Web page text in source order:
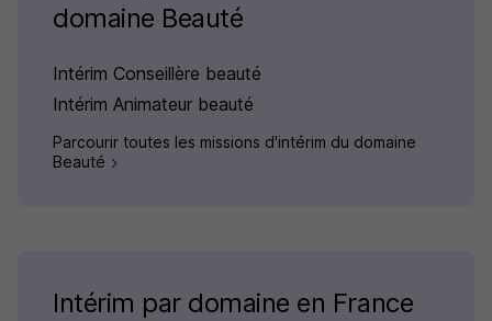
domaine Beauté
Intérim Conseillère beauté
Intérim Animateur beauté
Parcourir toutes les missions d'intérim du domaine
Beauté
Intérim par domaine en France